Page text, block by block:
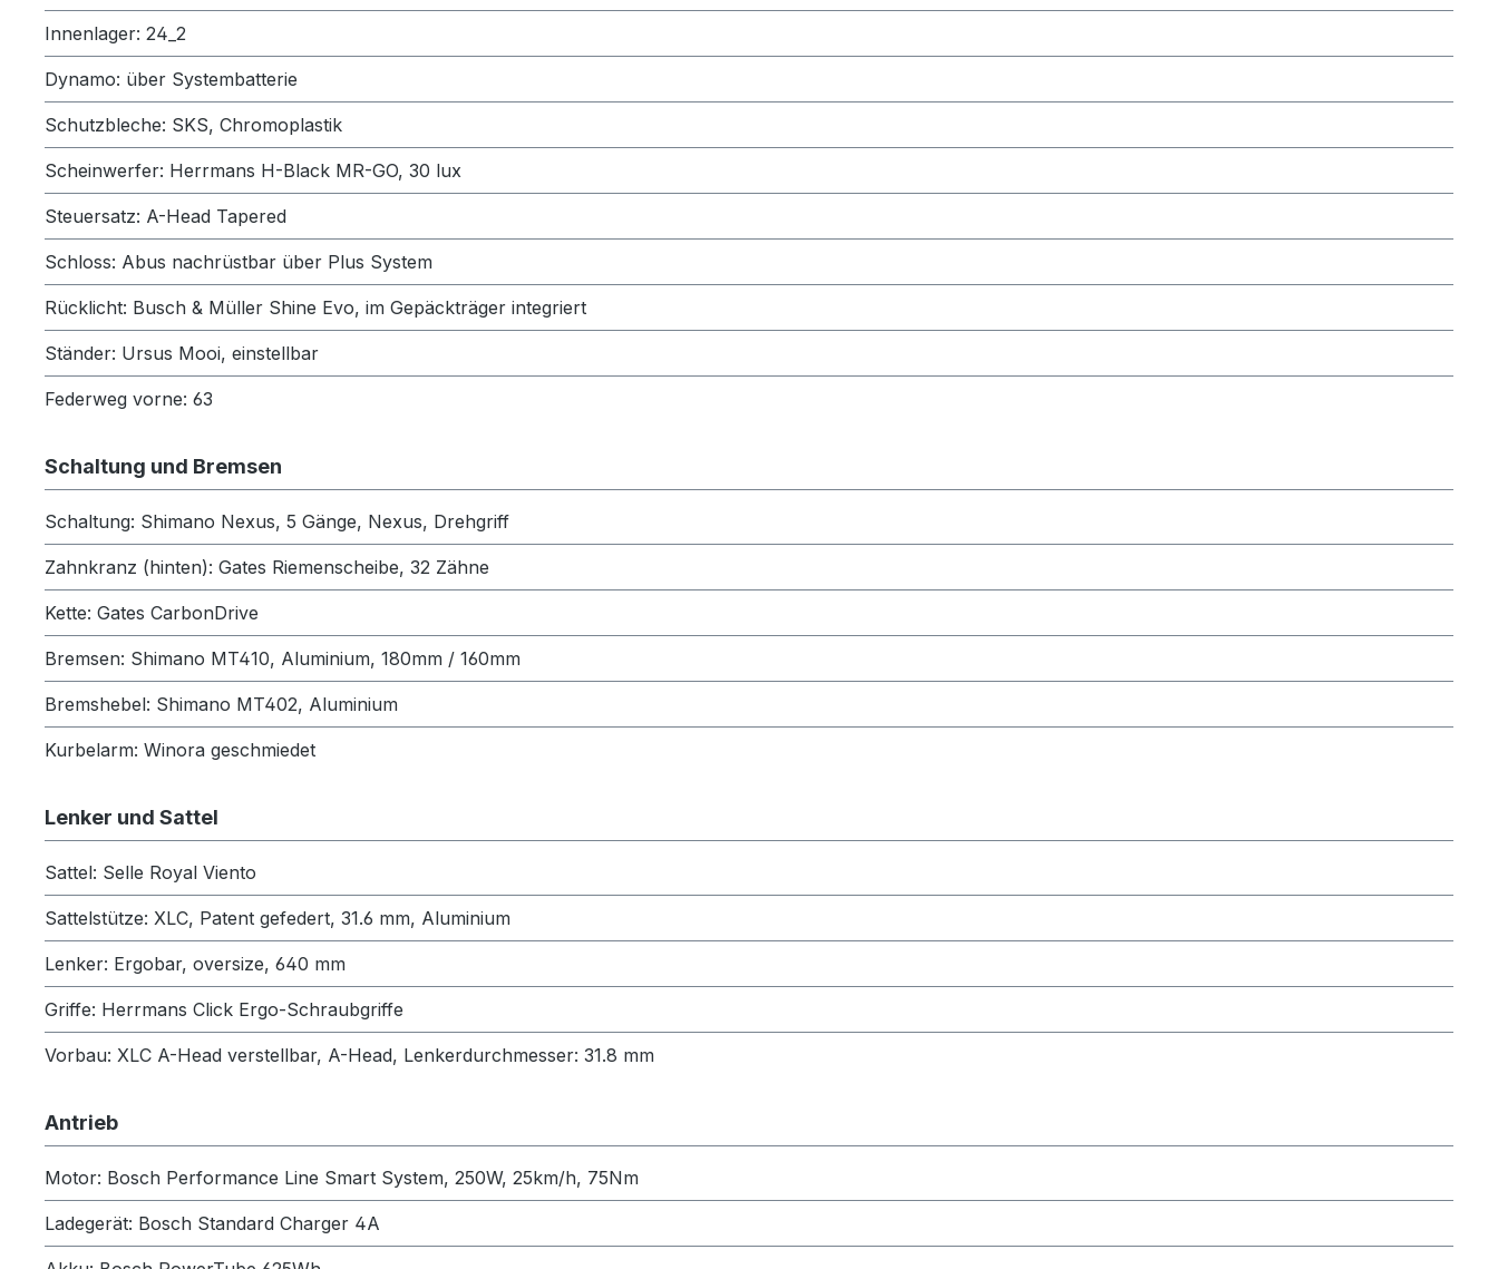
Innenlager: 24_2
Dynamo: über Systembatterie
Schutzbleche: SKS, Chromoplastik
Scheinwerfer: Herrmans H-Black MR-GO, 30 lux
Steuersatz: A-Head Tapered
Schloss: Abus nachrüstbar über Plus System
Rücklicht: Busch & Müller Shine Evo, im Gepäckträger integriert
Ständer: Ursus Mooi, einstellbar
Federweg vorne: 63
Schaltung und Bremsen
Schaltung: Shimano Nexus, 5 Gänge, Nexus, Drehgriff
Zahnkranz (hinten): Gates Riemenscheibe, 32 Zähne
Kette: Gates CarbonDrive
Bremsen: Shimano MT410, Aluminium, 180mm / 160mm
Bremshebel: Shimano MT402, Aluminium
Kurbelarm: Winora geschmiedet
Lenker und Sattel
Sattel: Selle Royal Viento
Sattelstütze: XLC, Patent gefedert, 31.6 mm, Aluminium
Lenker: Ergobar, oversize, 640 mm
Griffe: Herrmans Click Ergo-Schraubgriffe
Vorbau: XLC A-Head verstellbar, A-Head, Lenkerdurchmesser: 31.8 mm
Antrieb
Motor: Bosch Performance Line Smart System, 250W, 25km/h, 75Nm
Ladegerät: Bosch Standard Charger 4A